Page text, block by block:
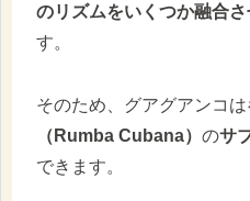
のリズムをいくつか融合
す。
そのため、グアグアンコは
（Rumba Cubana） のサ
できます。